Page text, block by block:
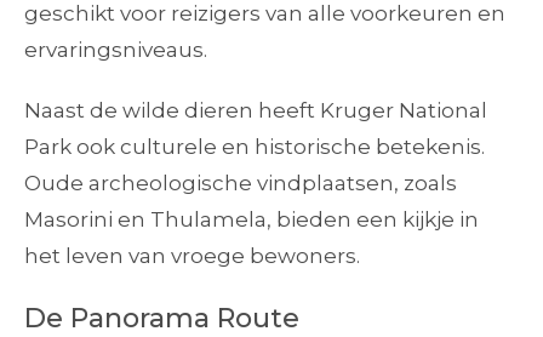
geschikt voor reizigers van alle voorkeuren en
ervaringsniveaus.
Naast de wilde dieren heeft Kruger National
Park ook culturele en historische betekenis.
Oude archeologische vindplaatsen, zoals
Masorini en Thulamela, bieden een kijkje in
het leven van vroege bewoners.
De Panorama Route